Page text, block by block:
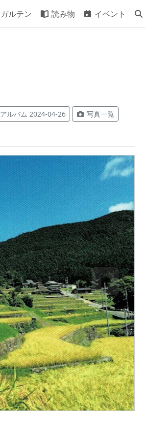
ガルテン 読み物 イベント
アルバム 2024-04-26 写真一覧